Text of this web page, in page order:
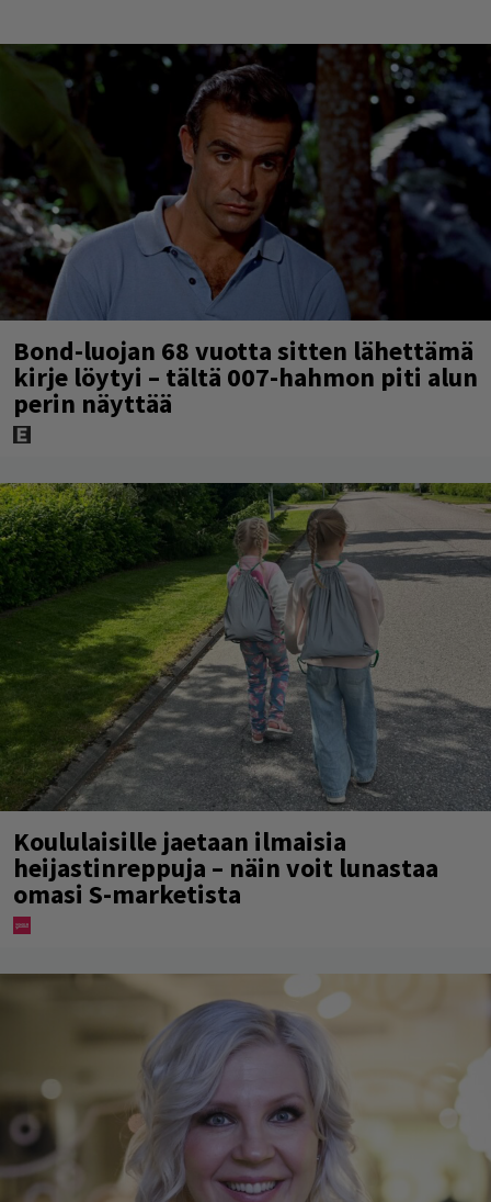
Bond-luojan 68 vuotta sitten lähettämä
kirje löytyi – tältä 007-hahmon piti alun
perin näyttää
Koululaisille jaetaan ilmaisia
heijastinreppuja – näin voit lunastaa
omasi S-marketista